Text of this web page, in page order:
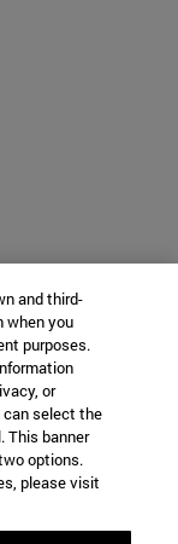
and third-
when you
purposes.
or
can select the
This banner
options.
please visit